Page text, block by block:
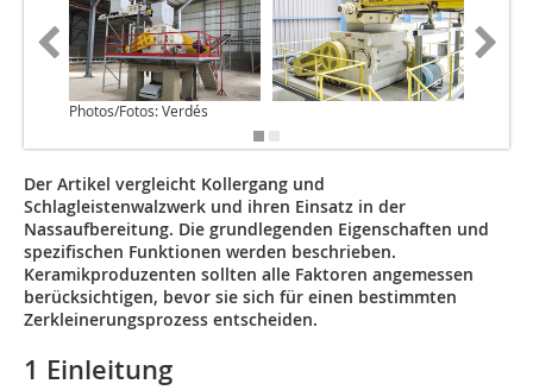
Photos/Fotos: Verdés
Der Artikel vergleicht Kollergang und
Schlagleistenwalzwerk und ihren Einsatz in der
Nassaufbereitung. Die grundlegenden Eigenschaften und
spezifischen Funktionen werden beschrieben.
Keramikproduzenten sollten alle Faktoren angemessen
berücksichtigen, bevor sie sich für einen bestimmten
Zerkleinerungsprozess entscheiden.
1 Einleitung